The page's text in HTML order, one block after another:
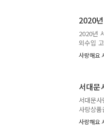
선정방
라인 접
2020
2020년
외수입
다. 대상
입니다.
조사하
공개 사
이 기간
심의위..
사랑해요
서대문
서대문
사랑상
을 어디
이 올려
사랑해요